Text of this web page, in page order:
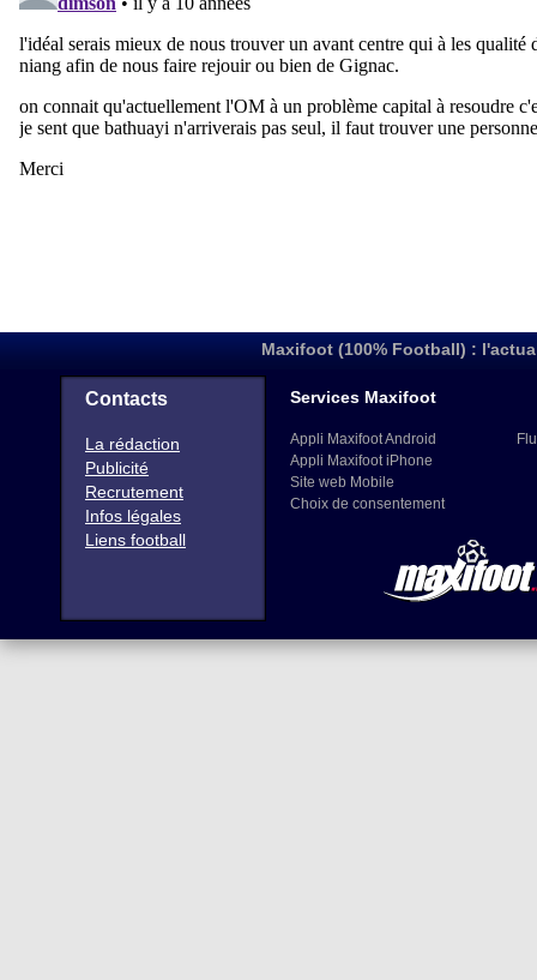
Maxifoot (100% Football) :
Contacts
La rédaction
Publicité
Recrutement
Infos légales
Liens football
Services Maxifoot
Appli Maxifoot Android
Appli Maxifoot iPhone
Site web Mobile
Choix de consentement